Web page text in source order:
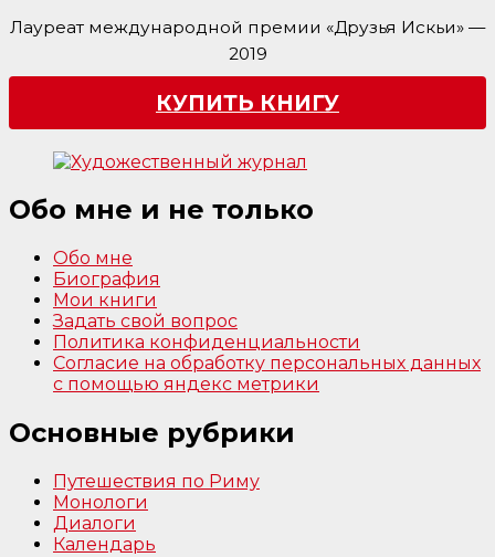
Лауреат международной премии «Друзья Искьи» —
2019
КУПИТЬ КНИГУ
Обо мне и не только
Обо мне
Биография
Мои книги
Задать свой вопрос
Политика конфиденциальности
Согласие на обработку персональных данных
с помощью яндекс метрики
Основные рубрики
Путешествия по Риму
Монологи
Диалоги
Календарь